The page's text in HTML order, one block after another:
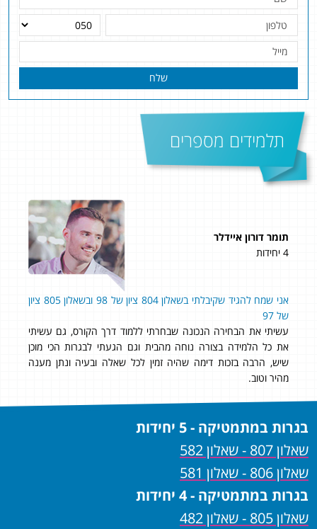
שלח
תלמידים מספרים
תומר דורון איידלר
4 יחידות
אני שמח להגיד שקיבלתי בשאלון 804 ציון של 98 ובשאלון 805 ציון
של 97
עשיתי את הבחירה הנכונה שבחרתי ללמוד דרך הקורס, גם עשיתי
את כל הלמידה בצורה נוחה מהבית וגם הגעתי לבגרות הכי מוכן
שיש, הרבה בזכות דימה שהיה זמין לכל שאלה ובעיה ונתן מענה
מהיר וטוב.
בגרות במתמטיקה - 5 יחידות
שאלון 807 - שאלון 582
שאלון 806 - שאלון 581
בגרות במתמטיקה - 4 יחידות
שאלון 805 - שאלון 482